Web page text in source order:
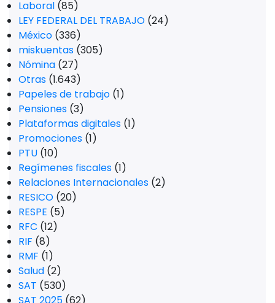
Laboral (85)
LEY FEDERAL DEL TRABAJO (24)
México (336)
miskuentas (305)
Nómina (27)
Otras (1.643)
Papeles de trabajo (1)
Pensiones (3)
Plataformas digitales (1)
Promociones (1)
PTU (10)
Regímenes fiscales (1)
Relaciones Internacionales (2)
RESICO (20)
RESPE (5)
RFC (12)
RIF (8)
RMF (1)
Salud (2)
SAT (530)